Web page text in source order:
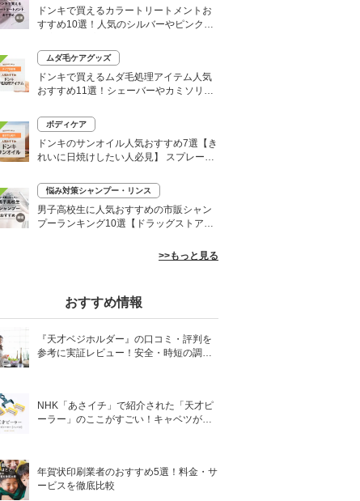
ドンキで買えるカラートリートメントお
すすめ10選！人気のシルバーやピンク、
ムダ毛ケアグッズ
ドンキで買えるムダ毛処理アイテム人気
おすすめ11選！シェーバーやカミソリな
ボディケア
ドンキのサンオイル人気おすすめ7選【き
れいに日焼けしたい人必見】 スプレーや
悩み対策シャンプー・リンス
男子高校生に人気おすすめの市販シャン
プーランキング10選【ドラッグストア】
>>もっと見る
おすすめ情報
『天才ベジホルダー』の口コミ・評判を
参考に実証レビュー！安全・時短の調理
NHK「あさイチ」で紹介された「天才ピ
ーラー」のここがすごい！キャベツがほ
年賀状印刷業者のおすすめ5選！料金・サ
ービスを徹底比較